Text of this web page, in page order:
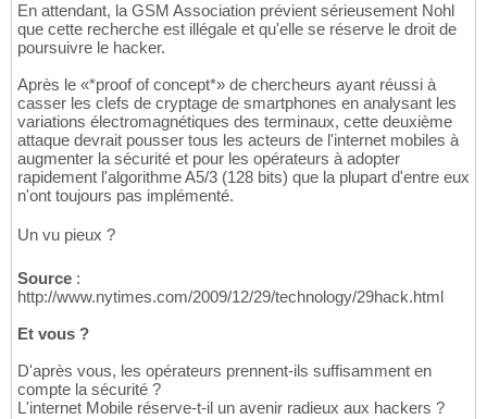
En attendant, la GSM Association prévient sérieusement Nohl
que cette recherche est illégale et qu'elle se réserve le droit de
poursuivre le hacker.
Après le «*proof of concept*» de chercheurs ayant réussi à
casser les clefs de cryptage de smartphones en analysant les
variations électromagnétiques des terminaux, cette deuxième
attaque devrait pousser tous les acteurs de l'internet mobiles à
augmenter la sécurité et pour les opérateurs à adopter
rapidement l'algorithme A5/3 (128 bits) que la plupart d'entre eux
n'ont toujours pas implémenté.
Un vu pieux ?
Source :
http://www.nytimes.com/2009/12/29/technology/29hack.html
Et vous ?
D'après vous, les opérateurs prennent-ils suffisamment en
compte la sécurité ?
L'internet Mobile réserve-t-il un avenir radieux aux hackers ?